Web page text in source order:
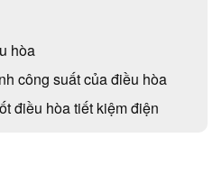
hòa
công suất của điều hòa
điều hòa tiết kiệm điện